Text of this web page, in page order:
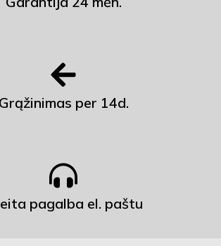
Grąžinimas per 14d.
pagalba el. paštu